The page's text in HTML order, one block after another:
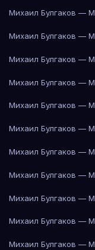
Михаил Булгаков —
Михаил Булгаков —
Михаил Булгаков —
Михаил Булгаков —
Михаил Булгаков —
Михаил Булгаков —
Михаил Булгаков —
Михаил Булгаков —
Михаил Булгаков —
Михаил Булгаков —
Михаил Булгаков —